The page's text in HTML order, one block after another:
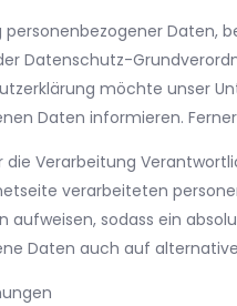
personenbezogener Daten,
Datenschutz-
möchte unser
Daten informieren.
die Verarbeitung
verarbeiteten
aufweisen, sodass ein
Daten auch auf